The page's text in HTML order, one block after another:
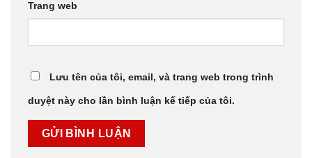
Trang web
Lưu tên của tôi, email, và trang web trong trình
duyệt này cho lần bình luận kế tiếp của tôi.